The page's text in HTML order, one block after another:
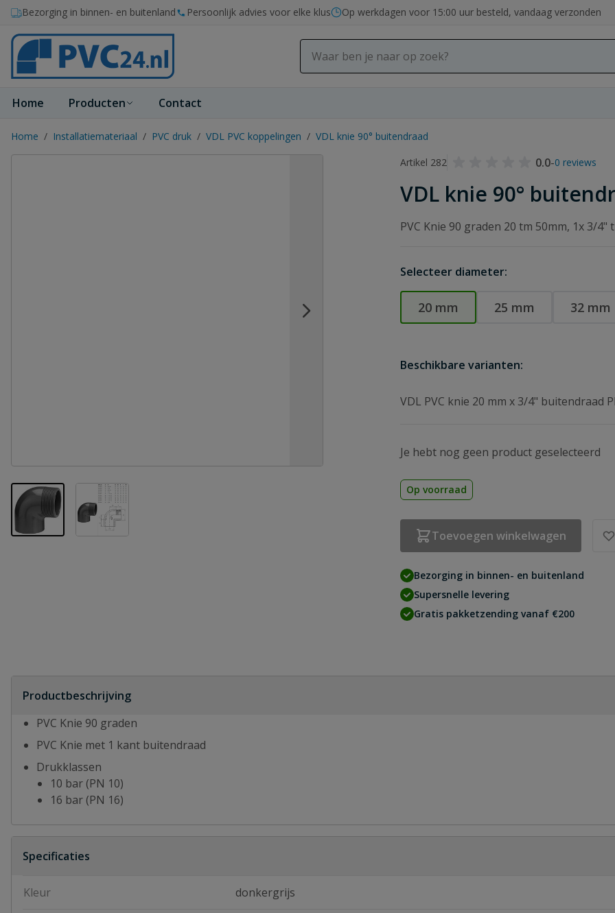
Ga naar de inhoud
Bezorging in binnen- en buitenland Persoonlijk advies voor elke klus Op werkdagen voor 15:00 uur besteld, vandaag verzonden
Home Producten Contact
Home / Installatiemateriaal / PVC druk / VDL PVC koppelingen / VDL knie 90° buitendraad
Artikel 282
0.0-0 reviews
VDL knie 90°
View larger imageView larger image
PVC Knie 90 graden 20 tm 50mm, 1x 3/
Selecteer diameter:
20 mm 25 mm 32 mm
Beschikbare varianten:
VDL PVC knie 20 mm x 3/4" buitendraad
Je hebt nog geen product geselecteerd
Op voorraad
Toevoegen winkelwagen
Bezorging in binnen- en buitenland
Supersnelle levering
Gratis pakketzending vanaf €200
Productbeschrijving
PVC Knie 90 graden
PVC Knie met 1 kant buitendraad
Drukklassen
10 bar (PN 10)
16 bar (PN 16)
Specificaties
Kleur donkergrijs